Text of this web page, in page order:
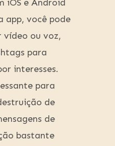
iOS e Android
app, você pode
vídeo ou voz,
para
interesses.
para
de
de
bastante